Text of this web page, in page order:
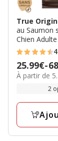
True
au Saumon
Chien Adulte
4.6
étoiles
avec
avis
Prix
de
à
68.99€
25.99€-
5.74€
À partir de
2